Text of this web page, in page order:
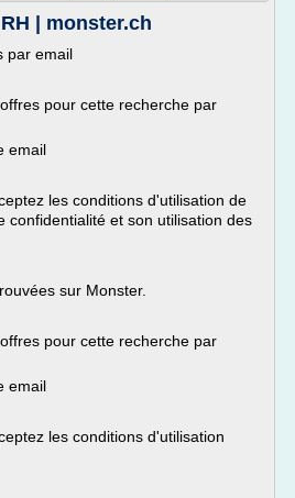
| monster.ch
par email
pour cette recherche par
email
les conditions d'utilisation de
confidentialité et son utilisation des
sur Monster.
pour cette recherche par
email
les conditions d'utilisation